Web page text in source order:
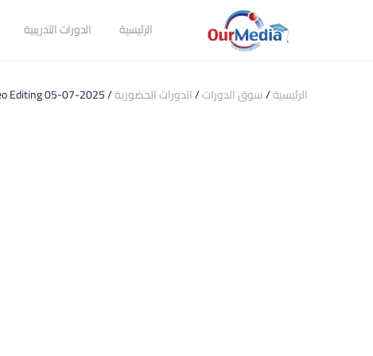
الرئيسية الدورات التدريبية
الرئيسية/سوق الدورات/الدورات الحضورية/ Mobile Photography &Video Editing 05-07-2025